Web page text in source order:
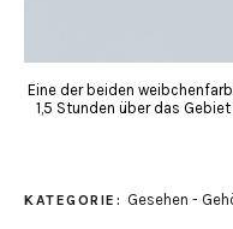
Eine der beiden
1,5 Stunden über das
KATEGORIE: Gesehen -